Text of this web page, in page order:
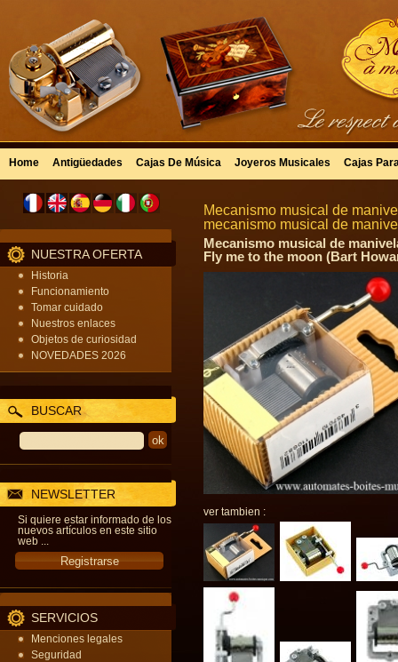
Home Antigüedades Cajas De Música Joyeros Musicales Cajas
NUESTRA OFERTA
Historia
Funcionamiento
Tomar cuidado
Nuestros enlaces
Objetos de curiosidad
NOVEDADES 2026
BUSCAR
NEWSLETTER
Si quiere estar informado de los
nuevos artículos en este sitio
web ...
SERVICIOS
Menciones legales
Seguridad
Mecanismo musical de
mecanismo musical de
Mecanismo musical de
Fly me to the moon (Bart
ver tambien :